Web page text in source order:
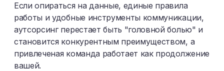
Если опираться на данные, единые правила
работы и удобные инструменты коммуникации,
аутсорсинг перестает быть "головной болью" и
становится конкурентным преимуществом, а
привлеченая команда работает как продолжение
вашей.